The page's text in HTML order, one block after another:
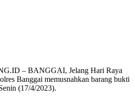
– BANGGAI, Jelang Hari Raya
Banggai memusnahkan barang bukti
(17/4/2023).